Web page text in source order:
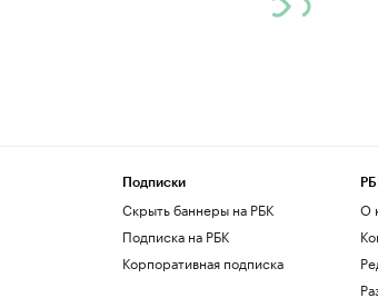
Подписки
Скрыть баннеры на РБК
Подписка на РБК
Корпоративная подписка
О